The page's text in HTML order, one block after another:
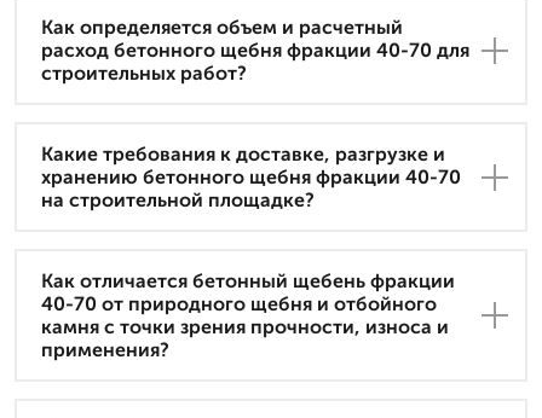
Как определяется объем и расчетный
расход бетонного щебня фракции 40-70 для
строительных работ?
Какие требования к доставке, разгрузке и
хранению бетонного щебня фракции 40-70
на строительной площадке?
Как отличается бетонный щебень фракции
40-70 от природного щебня и отбойного
камня с точки зрения прочности, износа и
применения?